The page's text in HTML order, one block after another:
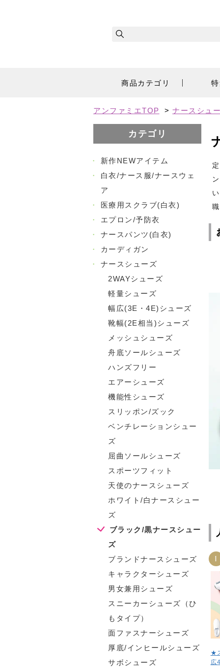
商品カテゴリ
アンファミエTOP > ナースシュ
カテゴリ
・
新作NEWアイテム
・
白衣/ナース服/ナースウェ
ア
・
医療用スクラブ(白衣)
・
エプロン/予防衣
・
ナースパンツ(白衣)
・
カーディガン
・
ナースシューズ
2WAYシューズ
軽量シューズ
幅広(3E・4E)シューズ
靴幅(2E相当)シューズ
メッシュシューズ
舟底ソールシューズ
ハンズフリー
エアーシューズ
機能性シューズ
スリッポン/ズック
ベンチレーションシュー
ズ
屈曲ソールシューズ
スポーツフィット
天使のナースシューズ
ホワイト/白ナースシュー
ズ
ブラック/黒ナースシュー
ズ
ブランドナースシューズ
キャラクターシューズ
男女兼用シューズ
スニーカーシューズ（ひ
もタイプ）
面ファスナーシューズ
厚底/インヒールシューズ
サボシューズ
1
★
広